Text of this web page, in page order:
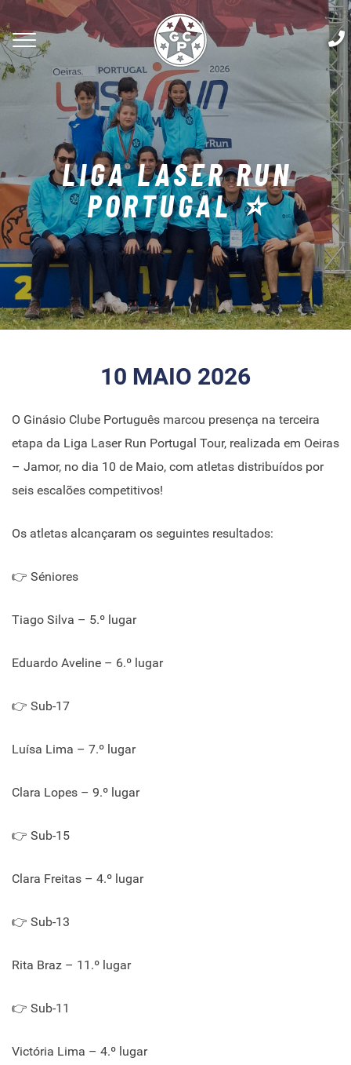
LIGA LASER RUN
PORTUGAL ⭐
10 MAIO 2026
O Ginásio Clube Português marcou presença na terceira
etapa da Liga Laser Run Portugal Tour, realizada em Oeiras
– Jamor, no dia 10 de Maio, com atletas distribuídos por
seis escalões competitivos!
Os atletas alcançaram os seguintes resultados:
👉 Séniores
Tiago Silva – 5.º lugar
Eduardo Aveline – 6.º lugar
👉 Sub-17
Luísa Lima – 7.º lugar
Clara Lopes – 9.º lugar
👉 Sub-15
Clara Freitas – 4.º lugar
👉 Sub-13
Rita Braz – 11.º lugar
👉 Sub-11
Victória Lima – 4.º lugar